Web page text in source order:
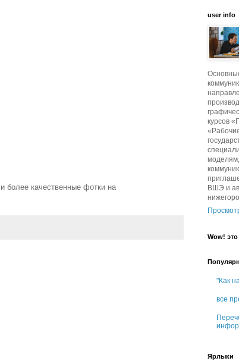
более качественные фотки на
user info
курсов
ВШЭ и
Wow!
"Как
все
Ярлыки